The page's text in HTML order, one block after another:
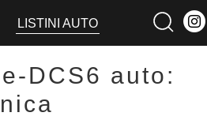
LISTINI AUTO
DCS6 auto: